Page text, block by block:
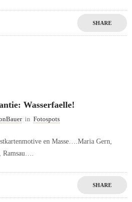
SHARE
Wasserfaelle!
in Fotospots
en Masse….Maria Gern,
Ramsau….
SHARE